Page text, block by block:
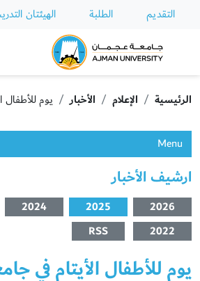
التقديم الطلبة الهيئتان
Ajman University
الرئيسية الإعلام الأخبار يوم للأطفال
Menu
ارشيف الأخبار
2026
2025
2024
2022
RSS
يوم للأطفال الأيتام في